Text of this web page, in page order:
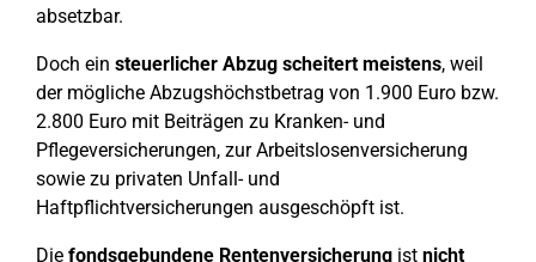
absetzbar.
Doch ein steuerlicher Abzug scheitert meistens, weil
der mögliche Abzugshöchstbetrag von 1.900 Euro bzw.
2.800 Euro mit Beiträgen zu Kranken- und
Pflegeversicherungen, zur Arbeitslosenversicherung
sowie zu privaten Unfall- und
Haftpflichtversicherungen ausgeschöpft ist.
Die fondsgebundene Rentenversicherung ist nicht